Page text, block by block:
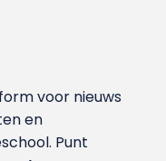
voor nieuws
en
Punt